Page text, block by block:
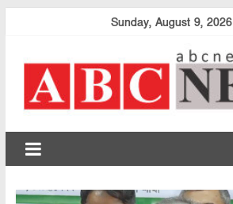
Sunday, August 9, 2026
abcnewsbd